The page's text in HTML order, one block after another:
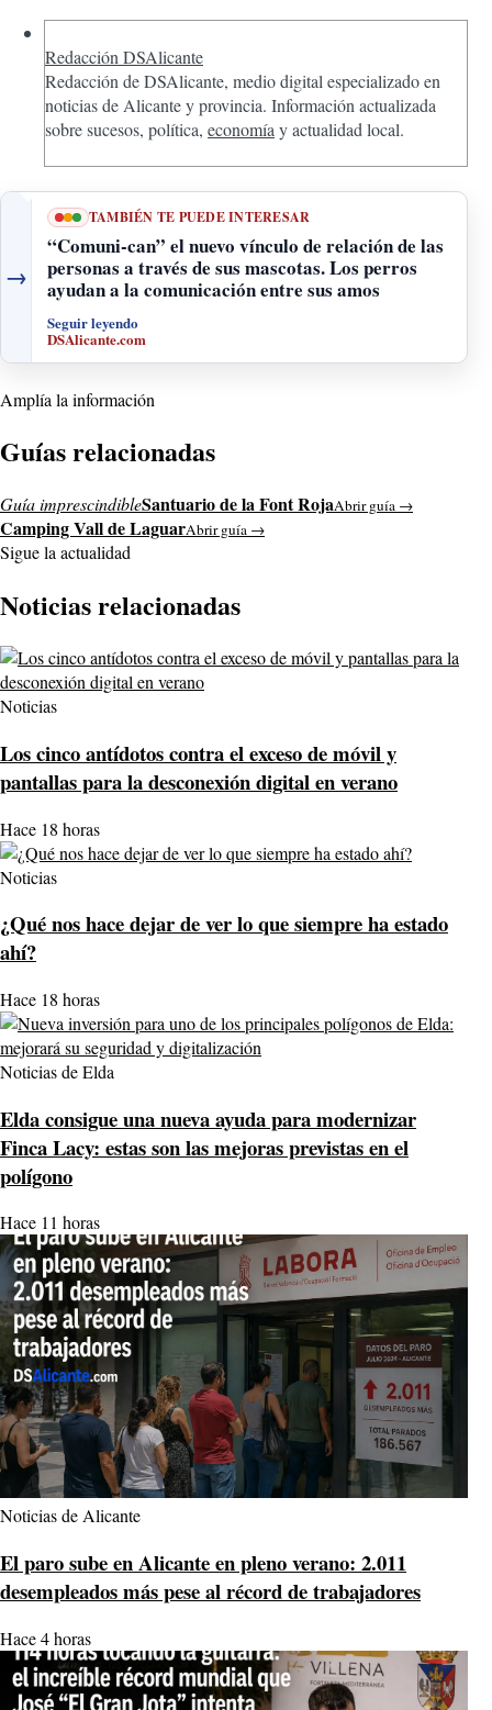
Redacción DSAlicante
Redacción de DSAlicante, medio digital especializado en
noticias de Alicante y provincia. Información actualizada
sobre sucesos, política, economía y actualidad local.
→
TAMBIÉN TE PUEDE INTERESAR
“Comuni-can” el nuevo vínculo de relación de las
personas a través de sus mascotas. Los perros
ayudan a la comunicación entre sus amos
Seguir leyendo
DSAlicante.com
Amplía la información
Guías relacionadas
Guía imprescindibleSantuario de la Font RojaAbrir guía →
Camping Vall de LaguarAbrir guía →
Sigue la actualidad
Noticias relacionadas
Noticias
Los cinco antídotos contra el exceso de móvil y
pantallas para la desconexión digital en verano
Hace 18 horas
Noticias
¿Qué nos hace dejar de ver lo que siempre ha estado
ahí?
Hace 18 horas
Noticias de Elda
Elda consigue una nueva ayuda para modernizar
Finca Lacy: estas son las mejoras previstas en el
polígono
Hace 11 horas
Noticias de Alicante
El paro sube en Alicante en pleno verano: 2.011
desempleados más pese al récord de trabajadores
Hace 4 horas